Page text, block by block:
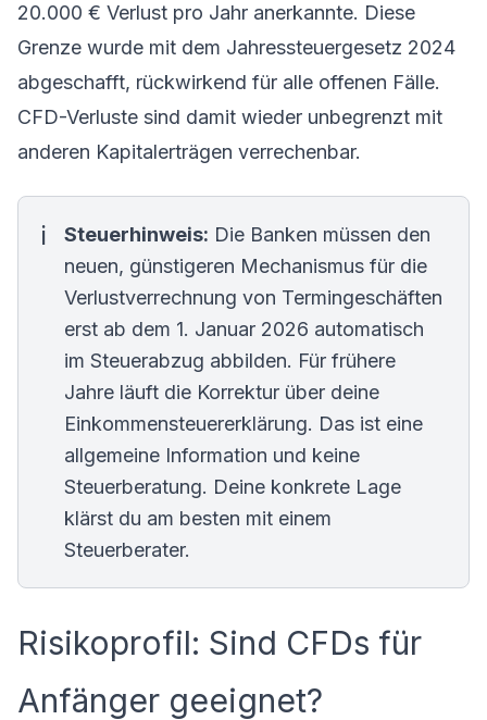
20.000 € Verlust pro Jahr anerkannte. Diese
Grenze wurde mit dem Jahressteuergesetz 2024
abgeschafft, rückwirkend für alle offenen Fälle.
CFD-Verluste sind damit wieder unbegrenzt mit
anderen Kapitalerträgen verrechenbar.
Steuerhinweis: Die Banken müssen den
neuen, günstigeren Mechanismus für die
Verlustverrechnung von Termingeschäften
erst ab dem 1. Januar 2026 automatisch
im Steuerabzug abbilden. Für frühere
Jahre läuft die Korrektur über deine
Einkommensteuererklärung. Das ist eine
allgemeine Information und keine
Steuerberatung. Deine konkrete Lage
klärst du am besten mit einem
Steuerberater.
Risikoprofil: Sind CFDs für
Anfänger geeignet?